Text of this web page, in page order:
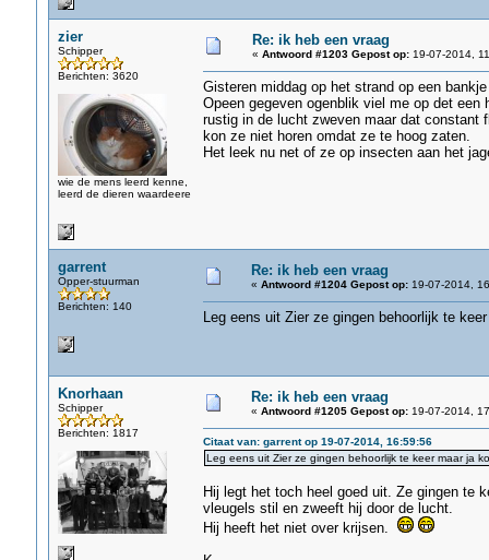
zier
Schipper
Berichten: 3620
wie de mens leerd kenne,
leerd de dieren waardeere
Re: ik heb een vraag
« Antwoord #1203 Gepost op:19-07-2014,
Gisteren middag op het strand op een
Opeen gegeven ogenblik viel me op det
rustig in de lucht zweven maar dat constant
kon ze niet horen omdat ze te hoog zaten.
Het leek nu net of ze op insecten aan het
garrent
Opper-stuurman
Berichten: 140
Re: ik heb een vraag
« Antwoord #1204 Gepost op:19-07-2014,
Leg eens uit Zier ze gingen behoorlijk te
Knorhaan
Schipper
Berichten: 1817
Re: ik heb een vraag
« Antwoord #1205 Gepost op:19-07-2014,
Citaat van: garrent op 19-07-2014, 16:59:56
Leg eens uit Zier ze gingen behoorlijk te keer maar ja
Hij legt het toch heel goed uit. Ze gingen te
vleugels stil en zweeft hij door de lucht.
Hij heeft het niet over krijsen.